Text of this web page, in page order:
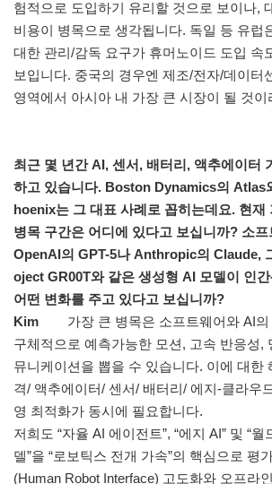
험적으로 도입하기 유리할 것으로 보이나,
비용이 병목으로 생각됩니다. 독일 등 유럽
대한 관리/감독 요구가 휴머노이드 도입 속
보입니다. 중국의 경우엔 제조/전자/데이터
영역에서 아시아 내 가장 큰 시장이 될 것이
최근 몇 년간 AI, 센서, 배터리, 액추에이터
하고 있습니다. Boston Dynamics의 Atlas
hoenix는 그 대표 사례로 꼽히는데요. 현재
병목 구간은 어디에 있다고 보십니까? 소
OpenAI의 GPT-5나 Anthropic의 Claude,
oject GR00T와 같은 생성형 AI 모델이 인
어떤 변화를 주고 있다고 보십니까?
Kim
가장 큰 병목은 소프트웨어와 AI
구체적으로 예측가능한 모션, 고속 반응성,
뮤니케이션을 뽑을 수 있습니다. 이에 대한
격/ 액추에이터/ 센서/ 배터리/ 에지-클라우
영 최적화가 동시에 필요합니다.
저희도 “자율 AI 에이전트”, “에지 AI” 및 “
델”을 “로보틱스 전개 가속”의 핵심으로 평
(Human Robot Interface) 고도화와 오프라